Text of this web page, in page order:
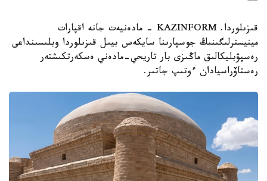
قىزىلوردا. KAZINFORM - مادەنيەت جانە اقپارات
مينيسترلىگىنىڭ جوسپارىنا سايكەس بيىل قىزىلوردا وبلىسىنداعى
رەسپۋبليكالىق ماڭىزى بار تاريحي-مادەني ەسكەرتكىشتەر
رەستاۆراسيادان ءوتىپ جاتىر.